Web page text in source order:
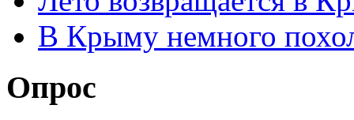
В Крыму немного
Опрос